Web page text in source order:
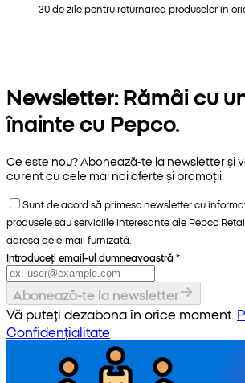
30 de zile pentru returnarea produselor în
Newsletter: Rămâi cu
înainte cu Pepco.
Ce este nou? Abonează-te la newsletter și
curent cu cele mai noi oferte și promoții.
Sunt de acord să primesc newsletter cu
produsele sau serviciile interesante ale Pepco
adresa de e-mail furnizată.
Introduceți email-ul dumneavoastră *
Abonează-te la newsletter
Vă puteți dezabona în orice moment.
Confidențialitate